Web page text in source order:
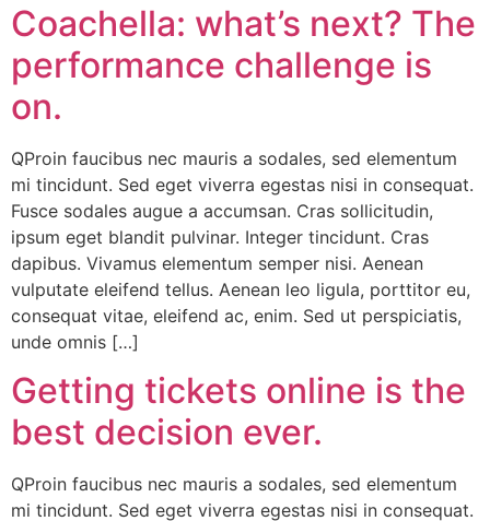
Coachella: what’s next? The
performance challenge is
on.
QProin faucibus nec mauris a sodales, sed elementum
mi tincidunt. Sed eget viverra egestas nisi in consequat.
Fusce sodales augue a accumsan. Cras sollicitudin,
ipsum eget blandit pulvinar. Integer tincidunt. Cras
dapibus. Vivamus elementum semper nisi. Aenean
vulputate eleifend tellus. Aenean leo ligula, porttitor eu,
consequat vitae, eleifend ac, enim. Sed ut perspiciatis,
unde omnis […]
Getting tickets online is the
best decision ever.
QProin faucibus nec mauris a sodales, sed elementum
mi tincidunt. Sed eget viverra egestas nisi in consequat.